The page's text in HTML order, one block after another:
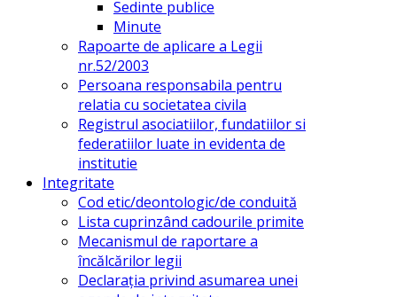
Sedinte publice
Minute
Rapoarte de aplicare a Legii
nr.52/2003
Persoana responsabila pentru
relatia cu societatea civila
Registrul asociatiilor, fundatiilor si
federatiilor luate in evidenta de
institutie
Integritate
Cod etic/deontologic/de conduită
Lista cuprinzând cadourile primite
Mecanismul de raportare a
încălcărilor legii
Declarația privind asumarea unei